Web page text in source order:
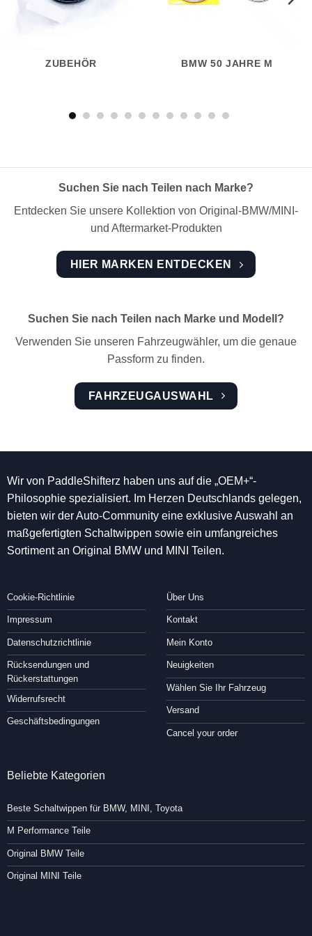
ZUBEHÖR BMW 50 JAHRE M
Suchen Sie nach Teilen nach Marke?
Entdecken Sie unsere Kollektion von Original-BMW/MINI-
und Aftermarket-Produkten
HIER MARKEN ENTDECKEN
Suchen Sie nach Teilen nach Marke und Modell?
Verwenden Sie unseren Fahrzeugwähler, um die genaue
Passform zu finden.
FAHRZEUGAUSWAHL
Wir von PaddleShifterz haben uns auf die „OEM+“-
Philosophie spezialisiert. Im Herzen Deutschlands gelegen,
bieten wir der Auto-Community eine exklusive Auswahl an
maßgefertigten Schaltwippen sowie ein umfangreiches
Sortiment an Original BMW und MINI Teilen.
Cookie-Richtlinie
Impressum
Datenschutzrichtlinie
Rücksendungen und
Rückerstattungen
Widerrufsrecht
Geschäftsbedingungen
Über Uns
Kontakt
Mein Konto
Neuigkeiten
Wählen Sie Ihr Fahrzeug
Versand
Cancel your order
Beliebte Kategorien
Beste Schaltwippen für BMW, MINI, Toyota
M Performance Teile
Original BMW Teile
Original MINI Teile